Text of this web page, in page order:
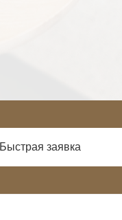
Быстрая заявка